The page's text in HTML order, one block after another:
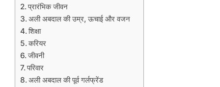
प्रारंभिक जीवन
अली अबदाल की उम्र, ऊचाई और वजन
शिक्षा
करियर
जीवनी
परिवार
अली अबदाल की पूर्व गर्लफ्रेंड